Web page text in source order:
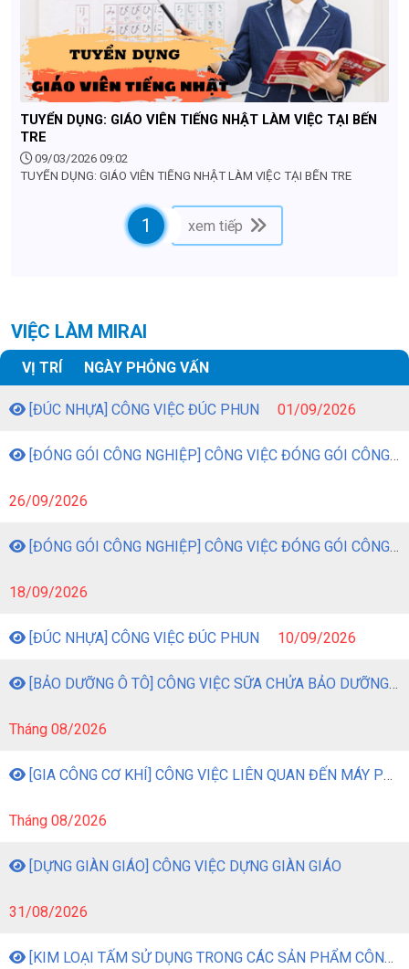
17/03/2026 13:40
Mùa xuân ở Nhật Bản không chỉ nổi tiếng với hoa anh đào rực rỡ mà
còn là thời điểm ẩm thực đạt đến độ tinh tế và tươi mới nhất. Người
Nhật đặc biệt coi trọng tính mùa vụ (shun) – tức là thưởng thức
nguyên liệu vào đúng thời điểm ngon nhất trong năm. Vì vậy, ẩm thực
mùa xuân mang đến trải nghiệm nhẹ nhàng, thanh khiết nhưng đầy
chiều sâu.
TRE
09/03/2026 09:02
TUYỂN DỤNG: GIÁO VIÊN TIẾNG NHẬT LÀM VIỆC TẠI BẾN TRE
1 xem tiếp
VỊ TRÍ NGÀY PHỎNG VẤN
[ĐÚC NHỰA] CÔNG VIỆC ĐÚC PHUN
[ĐÓNG GÓI CÔNG NGHIỆP] CÔNG VIỆC ĐÓNG GÓI CÔNG NGHIỆP
26/09/2026
[ĐÓNG GÓI CÔNG NGHIỆP] CÔNG VIỆC ĐÓNG GÓI CÔNG NGHIỆP
18/09/2026
[ĐÚC NHỰA] CÔNG VIỆC ĐÚC PHUN
[BẢO DƯỠNG Ô TÔ] CÔNG VIỆC SỮA CHỬA BẢO DƯỠNG Ô TÔ
Tháng 08/2026
[GIA CÔNG CƠ KHÍ] CÔNG VIỆC LIÊN QUAN ĐẾN MÁY PHAY